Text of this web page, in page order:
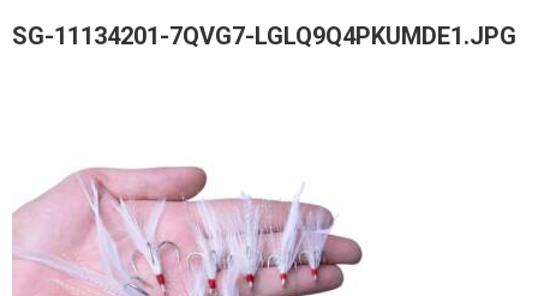
SG-11134201-7QVG7-LGLQ9Q4PKUMDE1.JPG